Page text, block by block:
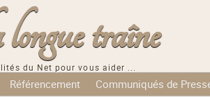
traîne
du Net pour vous aider ...
Référencement Communiqués de